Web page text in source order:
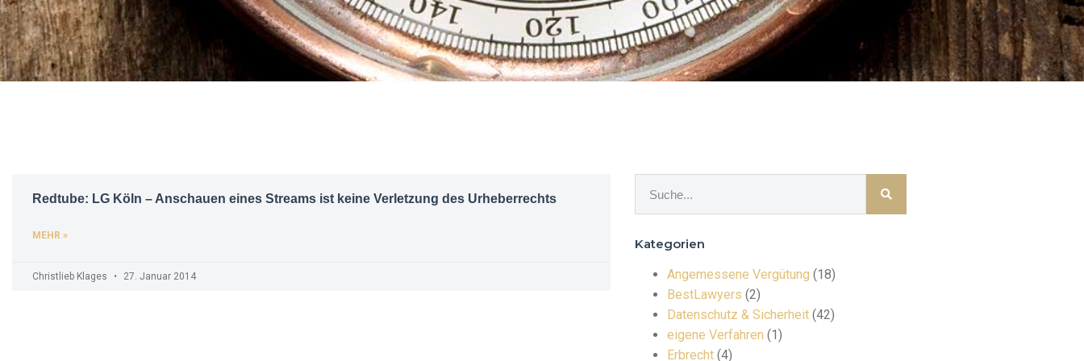
Redtube: LG Köln – Anschauen eines Streams ist keine Verletzung des Urheberrechts
MEHR »
Christlieb Klages 27. Januar 2014
Kategorien
Angemessene Vergütung (18)
BestLawyers (2)
Datenschutz & Sicherheit(42)
eigene Verfahren (1)
Erbrecht(4)